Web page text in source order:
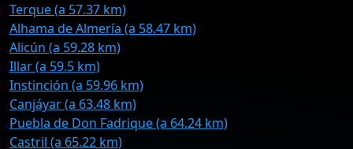
Terque (a 57.37 km)
Alhama de Almería (a 58.47 km)
Alicún (a 59.28 km)
Illar (a 59.5 km)
Instinción (a 59.96 km)
Canjáyar (a 63.48 km)
Puebla de Don Fadrique (a 64.24 km)
Castril (a 65.22 km)